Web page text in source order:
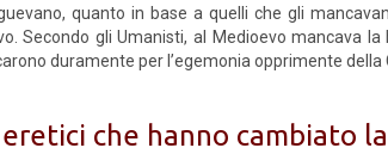
quanto in base a quelli che gli
Secondo gli Umanisti, al Medioevo mancava
duramente per l’egemonia opprimente della
che hanno cambiato